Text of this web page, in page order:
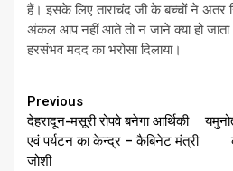
हैं। इसके लिए ताराचंद जी के बच्चों ने अतर
अंकल आप नहीं आते तो न जाने क्या हो
हरसंभव मदद का भरोसा दिलाया।
Continue
Reading
Previous
देहरादून-मसूरी रोपवे बनेगा आर्थिकी
एवं पर्यटन का केन्द्र – कैबिनेट मंत्री
जोशी